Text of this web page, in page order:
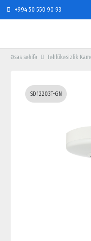
+994 50 550 90 93
Əsas səhifə Təhlükəsizlik
SD12203T-GN